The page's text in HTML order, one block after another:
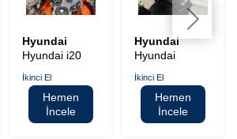
Hyundai
Hyundai i20
Komple Motor
İkinci El
Hemen
İncele
Hyundai
Hyundai
1.6 Dizel
Çıkma Komple
Motor
İkinci El
Hemen
İncele